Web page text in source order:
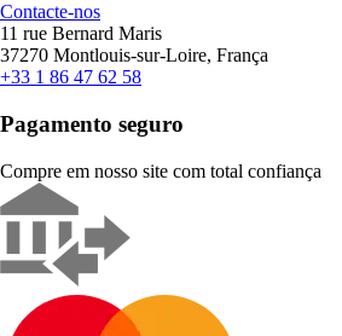
Contacte-nos
11 rue Bernard Maris
37270 Montlouis-sur-Loire, França
+33 1 86 47 62 58
Pagamento seguro
Compre em nosso site com total confiança